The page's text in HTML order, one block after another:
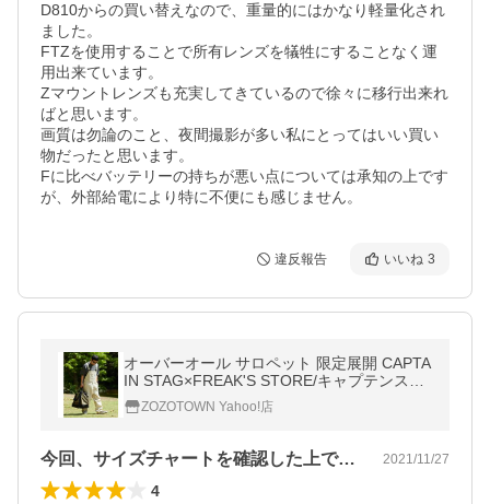
D810からの買い替えなので、重量的にはかなり軽量化され
ました。
FTZを使用することで所有レンズを犠牲にすることなく運
用出来ています。
Zマウントレンズも充実してきているので徐々に移行出来れ
ばと思います。
画質は勿論のこと、夜間撮影が多い私にとってはいい買い
物だったと思います。
Fに比べバッテリーの持ちが悪い点については承知の上です
が、外部給電により特に不便にも感じません。
違反報告 いいね 3
オーバーオール サロペット 限定展開 CAPTA
IN STAG×FREAK'S STORE/キャプテンスタ
ッグ ファイヤープルーフ ダックオーバーオ
ーZOZOTOWN Yahoo!店
今回、サイズチャートを確認した上でSサ… 2021/11/27
4